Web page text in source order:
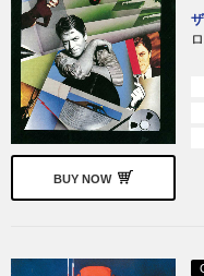
BUY NOW